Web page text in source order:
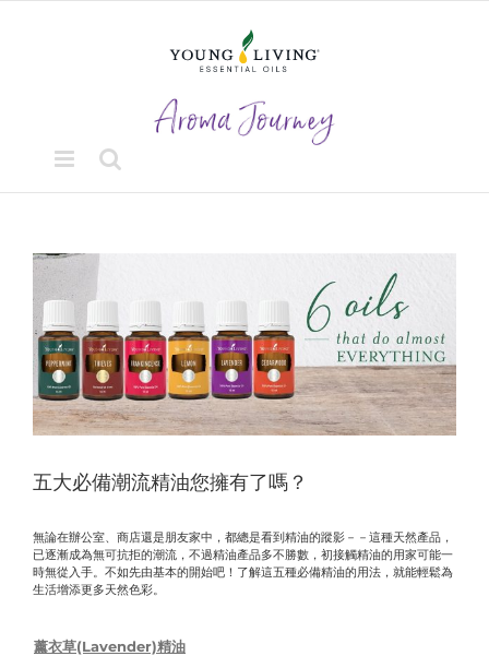
View
Larger
Image
五大必備潮流精油您擁有了嗎？
無論在辦公室、商店還是朋友家中，都總是看到精油的蹤影－－這種天然產品，
已逐漸成為無可抗拒的潮流，不過精油產品多不勝數，初接觸精油的用家可能一
時無從入手。不如先由基本的開始吧！了解這五種必備精油的用法，就能輕鬆為
生活增添更多天然色彩。
薰衣草(Lavender)精油